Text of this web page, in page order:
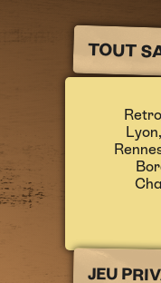
TOUT
Lyon,
JEU